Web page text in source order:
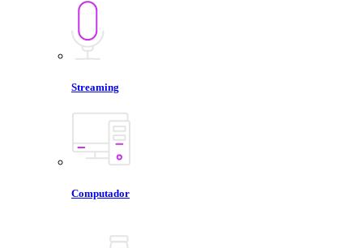
Streaming
Computador